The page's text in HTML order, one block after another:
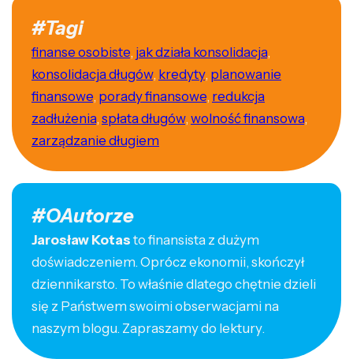
#Tagi
finanse osobiste, jak działa konsolidacja,
konsolidacja długów, kredyty, planowanie
finansowe, porady finansowe, redukcja
zadłużenia,spłata długów,wolność finansowa,
zarządzanie długiem
#OAutorze
Jarosław Kotas to finansista z dużym
doświadczeniem. Oprócz ekonomii, skończył
dziennikarsto. To właśnie dlatego chętnie dzieli
się z Państwem swoimi obserwacjami na
naszym blogu. Zapraszamy do lektury.